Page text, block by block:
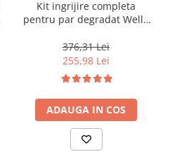
Kit ingrijire completa
pentru par degradat Wella
Salon Size
376,31 Lei
255,98 Lei
ADAUGA IN COS